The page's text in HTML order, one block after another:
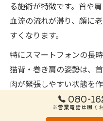
る施術が特徴です。首や
血流の流れが滞り、顔に
すくなります。
特にスマートフォンの長
猫背・巻き肩の姿勢は、
肉が緊張しやすい状態を
みやフェイスラインのぼ
の専門的な姿勢評価と調
080-
※営業電話は固く